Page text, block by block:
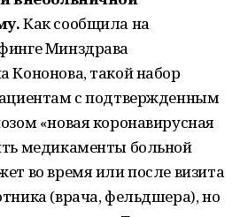
Как сообщила на
Минздрава
Кононова, такой набор
с подтвержденным
«новая коронавирусная
медикаменты больной
во время или после визита
(врача, фельдшера), но